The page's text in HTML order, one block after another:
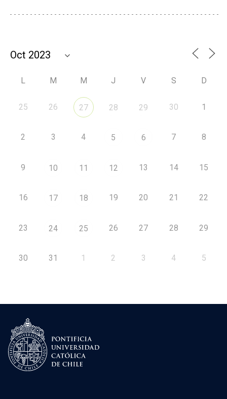
L M M J V S D
25 26 27 28 29 30 1
2 3 4 5 6 7 8
9 10 11 12 13 14 15
16 17 18 19 20 21 22
23 24 25 26 27 28 29
30 31 1 2 3 4 5